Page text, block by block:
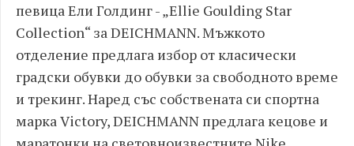
певица Ели Голдинг - „Ellie Goulding Star
Collection“ за DEICHMANN. Мъжкото
отделение предлага избор от класически
градски обувки до обувки за свободното време
и трекинг. Наред със собствената си спортна
марка Victory, DEICHMANN предлага кецове и